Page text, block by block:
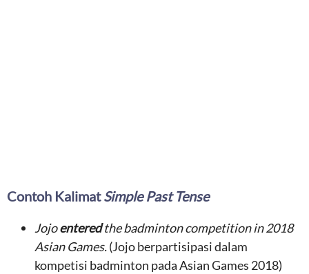
Contoh KalimatSimple Past Tense
Jojoenteredthe badminton competition in 2018
Asian Games.(Jojo berpartisipasi dalam
kompetisi badminton pada Asian Games 2018)